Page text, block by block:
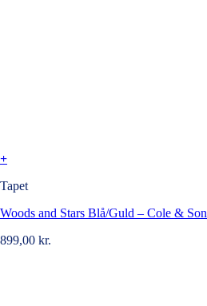
+
Tapet
Woods and Stars Blå/Guld – Cole & Son
899,00 kr.